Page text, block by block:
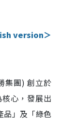
version＞
集團) 創立於
心，發展出
品」及「綠色